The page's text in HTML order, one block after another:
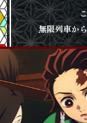
無限列車か